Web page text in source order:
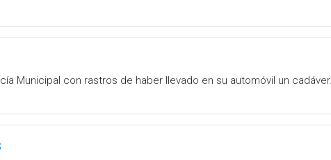
Municipal con rastros de haber llevado en su automóvil un cadáver.